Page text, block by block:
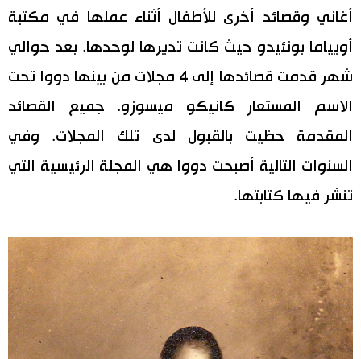
أغاني وقصائد أخرى للأطفال أثناء عملها في مكتبة
أويياما بونئيدو حيث كانت تديرها لوحدها. بعد حوالي
شهر قدمت قصائدها إلى 4 مجلات من بينها دووا تحت
الاسم المستعار كانيكو ميسوزو. جميع القصائد
المقدمة حظيت بالقبول لدى تلك المجلات. وفي
السنوات التالية أصبحت دووا هي المجلة الرئيسية التي
تنشر فيها كتابتها.